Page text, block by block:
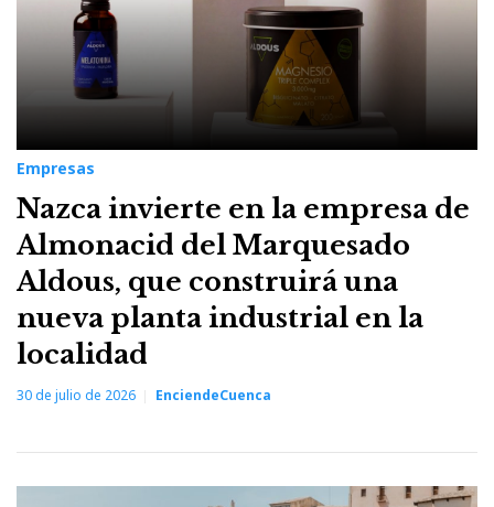
Empresas
Nazca invierte en la empresa de
Almonacid del Marquesado
Aldous, que construirá una
nueva planta industrial en la
localidad
30 de julio de 2026 EnciendeCuenca